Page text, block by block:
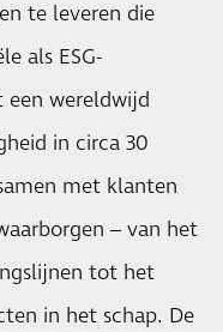
te leveren die
als ESG-
wereldwijd
in circa 30
met klanten
– van het
tot het
in het schap. De